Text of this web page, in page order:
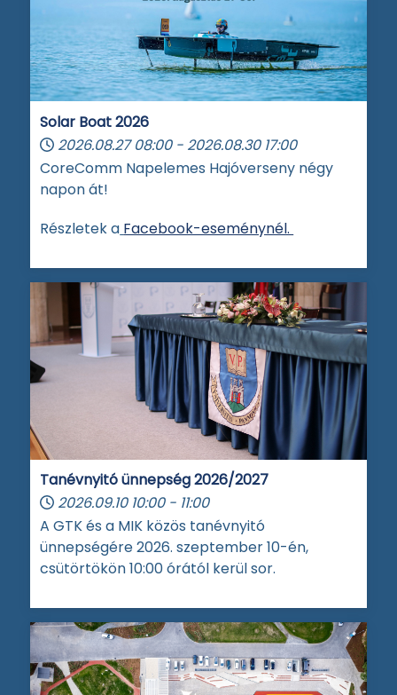
Solar Boat 2026
2026.08.27 08:00 - 2026.08.30 17:00
CoreComm Napelemes Hajóverseny négy
napon át!
Részletek a Facebook-eseménynél.
Tanévnyitó ünnepség 2026/2027
2026.09.10 10:00 - 11:00
A GTK és a MIK közös tanévnyitó
ünnepségére 2026. szeptember 10-én,
csütörtökön 10:00 órától kerül sor.